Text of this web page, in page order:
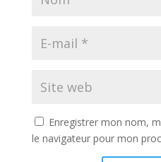
Enregistrer mon nom,
le navigateur pour mon